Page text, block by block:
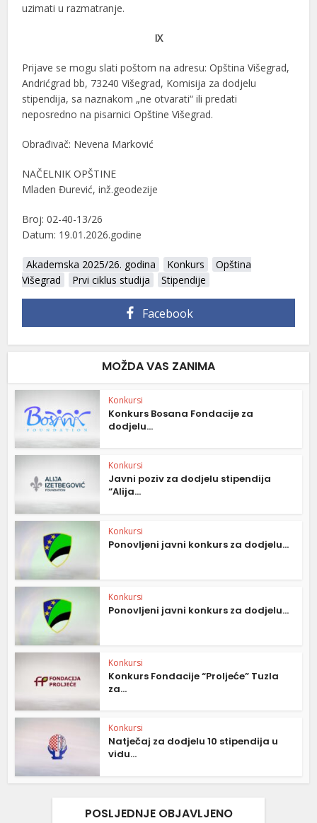
uzimati u razmatranje.
IX
Prijave se mogu slati poštom na adresu: Opština Višegrad,
Andrićgrad bb, 73240 Višegrad, Komisija za dodjelu
stipendija, sa naznakom „ne otvarati“ ili predati
neposredno na pisarnici Opštine Višegrad.
Obrađivač: Nevena Marković
NAČELNIK OPŠTINE
Mladen Đurević, inž.geodezije
Broj: 02-40-13/26
Datum: 19.01.2026.godine
Akademska 2025/26. godina Konkurs
Opština
Višegrad
Prvi ciklus studija Stipendije
Facebook
MOŽDA VAS ZANIMA
Konkursi
Konkurs Bosana Fondacije za
dodjelu...
Konkursi
Javni poziv za dodjelu stipendija
“Alija...
Konkursi
Ponovljeni javni konkurs za dodjelu...
Konkursi
Ponovljeni javni konkurs za dodjelu...
Konkursi
Konkurs Fondacije “Proljeće” Tuzla
za...
Konkursi
Natječaj za dodjelu 10 stipendija u
vidu...
POSLJEDNJE OBJAVLJENO